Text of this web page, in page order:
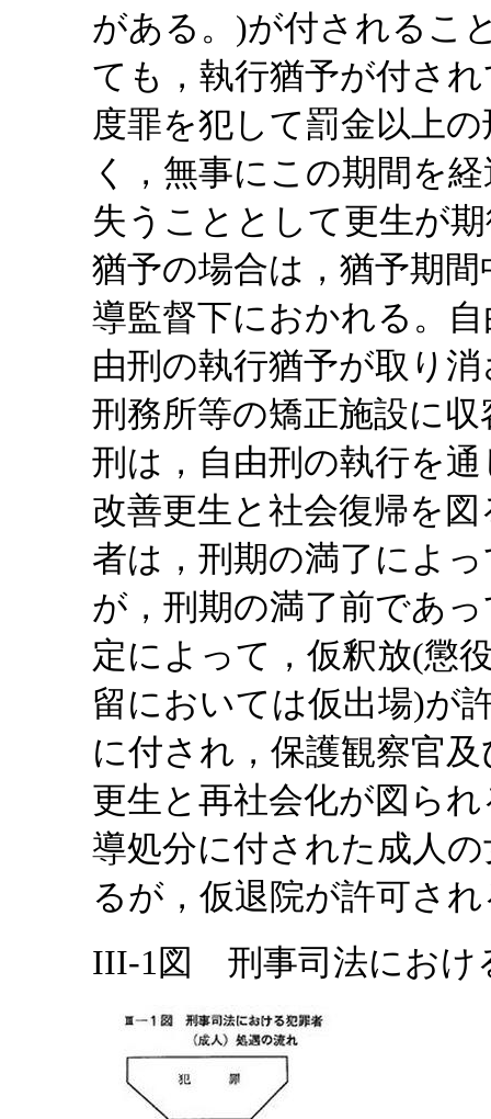
がある。)が付されるこ
ても，執行猶予が付さ
度罪を犯して罰金以上
く，無事にこの期間を
失うこととして更生が
猶予の場合は，猶予期
導監督下におかれる。
由刑の執行猶予が取り
刑務所等の矯正施設に
刑は，自由刑の執行を
改善更生と社会復帰を
者は，刑期の満了によ
が，刑期の満了前であ
定によって，仮釈放(懲
留においては仮出場)が
に付され，保護観察官
更生と再社会化が図ら
導処分に付された成人
るが，仮退院が許可さ
III-1図 刑事司法におけ